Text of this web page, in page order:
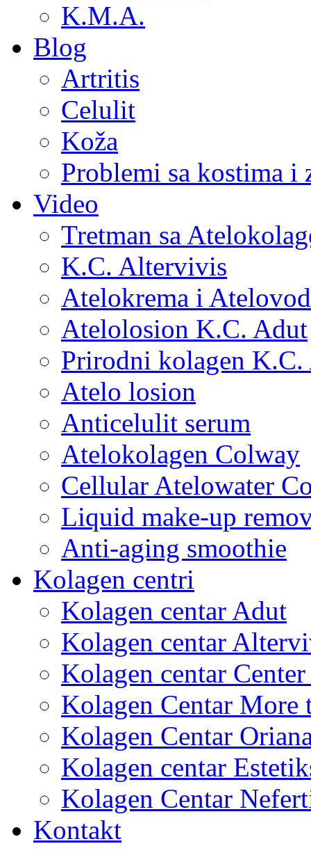
K.M.A.
Blog
Artritis
Celulit
Koža
Problemi sa kostima i
Video
Tretman sa
K.C. Altervivis
Atelokrema i
Atelolosion K.C. Adut
Prirodni kolagen K.C.
Atelo losion
Anticelulit serum
Atelokolagen Colway
Cellular Atelowater
Liquid make-up
Anti-aging smoothie
Kolagen centri
Kolagen centar Adut
Kolagen centar
Kolagen centar
Kolagen Centar More
Kolagen Centar
Kolagen centar
Kolagen Centar
Kontakt